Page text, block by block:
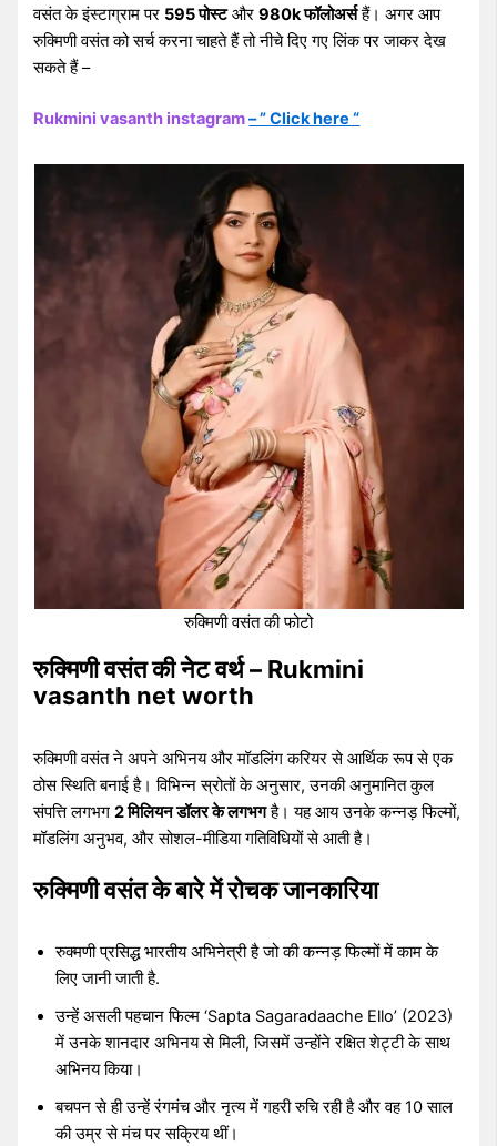
वसंत के इंस्टाग्राम पर 595 पोस्टऔर980k फॉलोअर्सहैं। अगर आप
रुक्मिणी वसंत को सर्च करना चाहते हैं तो नीचे दिए गए लिंक पर जाकर देख
सकते हैं –
Rukmini vasanth instagram– ” Click here “
रुक्मिणी वसंत की फोटो
रुक्मिणी वसंत की नेट वर्थ – Rukmini
vasanth net worth
रुक्मिणी वसंत ने अपने अभिनय और मॉडलिंग करियर से आर्थिक रूप से एक
ठोस स्थिति बनाई है। विभिन्न स्रोतों के अनुसार, उनकी अनुमानित कुल
संपत्ति लगभग2 मिलियन डॉलर के लगभगहै। यह आय उनके कन्नड़ फिल्मों,
मॉडलिंग अनुभव, और सोशल-मीडिया गतिविधियों से आती है।
रुक्मिणी वसंत के बारे में रोचक जानकारिया
रुक्मणी प्रसिद्ध भारतीय अभिनेत्री है जो की कन्नड़ फिल्मों में काम के
लिए जानी जाती है.
उन्हें असली पहचान फिल्म ‘Sapta Sagaradaache Ello’ (2023)
में उनके शानदार अभिनय से मिली, जिसमें उन्होंने रक्षित शेट्टी के साथ
अभिनय किया।
बचपन से ही उन्हें रंगमंच और नृत्य में गहरी रुचि रही है और वह 10 साल
की उम्र से मंच पर सक्रिय थीं।